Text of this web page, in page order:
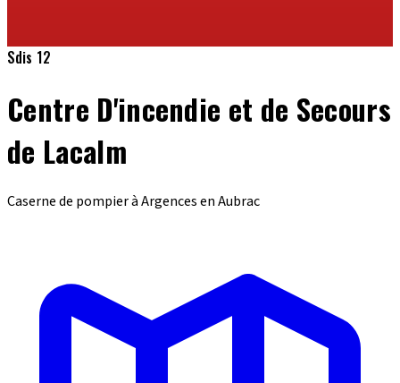
Sdis 12
Centre D'incendie et de Secours
de Lacalm
Caserne de pompier à Argences en Aubrac